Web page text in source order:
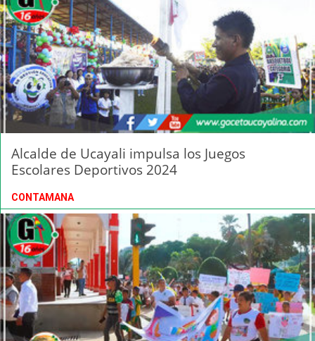
Alcalde de Ucayali impulsa los Juegos
Escolares Deportivos 2024
CONTAMANA